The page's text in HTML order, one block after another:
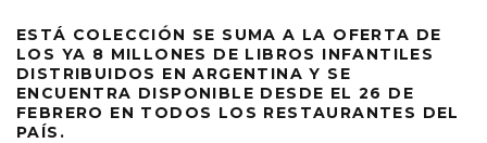
ESTÁ COLECCIÓN SE SUMA A LA OFERTA DE
LOS YA 8 MILLONES DE LIBROS INFANTILES
DISTRIBUIDOS EN ARGENTINA Y SE
ENCUENTRA DISPONIBLE DESDE EL 26 DE
FEBRERO EN TODOS LOS RESTAURANTES DEL
PAÍS.